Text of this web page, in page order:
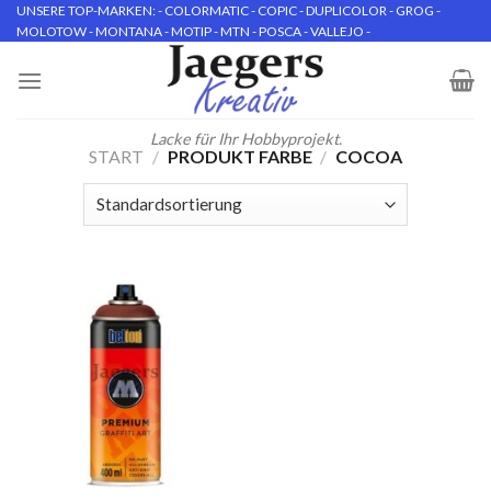
Skip
to
UNSERE TOP-MARKEN: - COLORMATIC - COPIC - DUPLICOLOR - GROG -
MOLOTOW - MONTANA - MOTIP - MTN - POSCA - VALLEJO -
Lacke für Ihr Hobbyprojekt.
START / PRODUKT FARBE / COCOA